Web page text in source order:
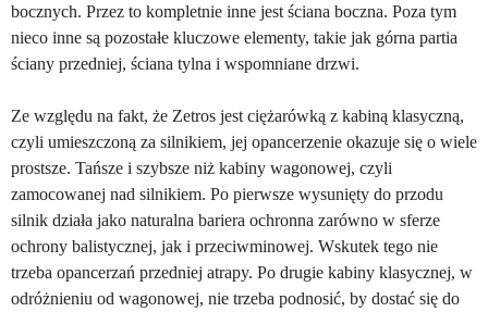
bocznych. Przez to kompletnie inne jest ściana boczna. Poza tym
nieco inne są pozostałe kluczowe elementy, takie jak górna partia
ściany przedniej, ściana tylna i wspomniane drzwi.
Ze względu na fakt, że Zetros jest ciężarówką z kabiną klasyczną,
czyli umieszczoną za silnikiem, jej opancerzenie okazuje się o wiele
prostsze. Tańsze i szybsze niż kabiny wagonowej, czyli
zamocowanej nad silnikiem. Po pierwsze wysunięty do przodu
silnik działa jako naturalna bariera ochronna zarówno w sferze
ochrony balistycznej, jak i przeciwminowej. Wskutek tego nie
trzeba opancerzań przedniej atrapy. Po drugie kabiny klasycznej, w
odróżnieniu od wagonowej, nie trzeba podnosić, by dostać się do